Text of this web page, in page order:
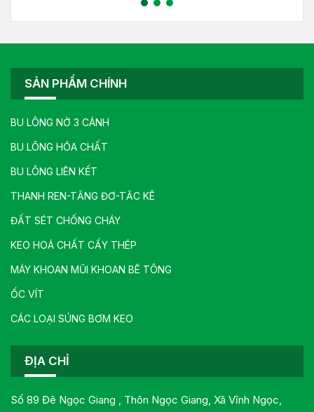
SẢN PHẨM CHÍNH
BU LÔNG NỞ 3 CÁNH
BU LÔNG HÓA CHẤT
BU LÔNG LIÊN KẾT
THANH REN-TĂNG ĐƠ-TĂC KÊ
ĐẤT SÉT CHỐNG CHÁY
KEO HOÁ CHẤT CẤY THÉP
MÁY KHOAN MŨI KHOAN BÊ TÔNG
ỐC VÍT
CÁC LOẠI SÚNG BƠM KEO
ĐỊA CHỈ
Số 89 Đê Ngọc Giang , Thôn Ngọc Giang, Xã Vĩnh Ngọc,